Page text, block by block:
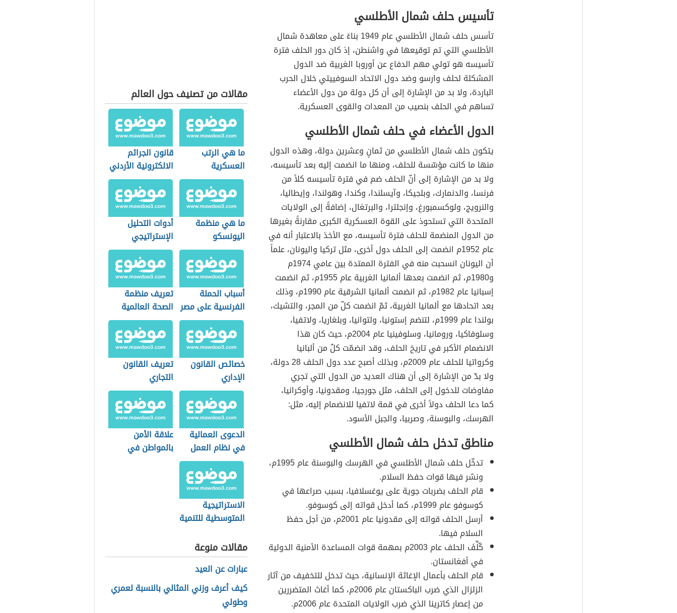
تأسيس حلف شمال الأطلسي
تأسس حلف شمال الأطلسي عام 1949 بناءً على معاهدة شمال
الأطلسي التي تم توقيعها في واشنطن، إذ كان دور الحلف فترة
تأسيسه هو تولي مهم الدفاع عن أوروبا الغربية ضد الدول
المشكلة لحلف وارسو وضد دول الاتحاد السوفييتي خلال الحرب
الباردة، ولا بد من الإشارة إلى أن كل دولة من دول الأعضاء
تساهم في الحلف بنصيب من المعدات والقوى العسكرية.
الدول الأعضاء في حلف شمال الأطلسي
يتكون حلف شمال الأطلسي من ثمانٍ وعشرين دولة، وهذه الدول
منها ما كانت مؤسّسة للحلف، ومنها ما انضمت إليه بعد تأسيسه،
ولا بد من الإشارة إلى أنّ الحلف ضم في فترة تأسيسه كلاً من
فرنسا، والدنمارك، وبلجيكا، وآيسلندا، وكندا، وهولندا، وإيطاليا،
والنرويج، ولوكسمبورغ، وإنجلترا، والبرتغال، إضافةً إلى الولايات
المتحدة التي تستحوذ على القوة العسكرية الكبرى مقارنةً بغيرها
من الدول المنضمة للحلف فترة تأسيسه، مع الأخذ بالاعتبار أنه في
عام 1952م انضمت إلى الحلف دول أخرى، مثل تركيا واليونان، علماً
أن اليونان انسحبت منه في الفترة الممتدة بين عامي 1974م
و1980م، ثم انضمت بعدها ألمانيا الغربية عام 1955م، ثم انضمت
إسبانيا عام 1982م، ثم انضمت ألمانيا الشرقية عام 1990م، وذلك
بعد اتحادها مع ألمانيا الغربية، ثمّ انضمت كلّ من المجر، والتشيك،
بولندا عام 1999م، لتنضم إستونيا، ولتوانيا، وبلغاريا، ولاتفيا،
وسلوفاكيا، ورومانيا، وسلوفينيا عام 2004م، حيث كان هذا
الانضمام الأكبر في تاريخ الحلف، وقد انضمّت كلٌ من ألبانيا
وكرواتيا للحلف عام 2009م، وبذلك أصبح عدد دول الحلف 28 دولة،
ولا بدّ من الإشارة إلى أن هناك العديد من الدول التي تجري
مفاوضات للدخول إلى الحلف، مثل جورجيا، ومقدونيا، وأوكرانيا،
كما دعا الحلف دولاً أخرى في قمة لاتفيا للانضمام إليه، مثل:
الهرسك، والبوسنة، وصربيا، والجبل الأسود.
مناطق تدخل حلف شمال الأطلسي
تدخّل حلف شمال الأطلسي في الهرسك والبوسنة عام 1995م،
ونشر فيها قوات حفظ السلام.
قام الحلف بضربات جوية على يوغسلافيا، بسبب صراعها في
كوسوفو عام 1999م، كما أدخل قواته إلى كوسوفو.
أرسل الحلف قواته إلى مقدونيا عام 2001م، من أجل حفظ
السلام فيها.
كُلِّفَ الحلف عام 2003م بمهمة قوات المساعدة الأمنية الدولية
في أفغانستان.
قام الحلف بأعمال الإغاثة الإنسانية، حيث تدخل للتخفيف من آثار
الزلزال الذي ضرب الباكستان عام 2006م، كما أغاث المتضررين
من إعصار كاترينا الذي ضرب الولايات المتحدة عام 2006م.
مقالات من تصنيف حول العالم
ما هي الرتب
العسكرية
قانون الجرائم
الالكترونية الأردني
ما هي منظمة
اليونسكو
أدوات التحليل
الإستراتيجي
أسباب الحملة
الفرنسية على مصر
تعريف منظمة
الصحة العالمية
خصائص القانون
الإداري
تعريف القانون
التجاري
الدعوى العمالية
في نظام العمل
السعودي
علاقة الأمن
بالمواطن في
الاستراتيجية
المتوسطية للتنمية
مقالات منوعة
عبارات عن العيد
كيف أعرف وزني المثالي بالنسبة لعمري
وطولي